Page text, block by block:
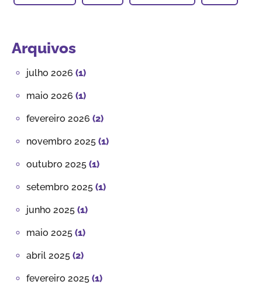
Arquivos
julho 2026 (1)
maio 2026 (1)
fevereiro 2026 (2)
novembro 2025 (1)
outubro 2025 (1)
setembro 2025 (1)
junho 2025 (1)
maio 2025 (1)
abril 2025 (2)
fevereiro 2025 (1)